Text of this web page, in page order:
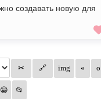
создавать новую для